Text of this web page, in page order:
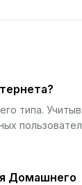
типа.
Домашнего